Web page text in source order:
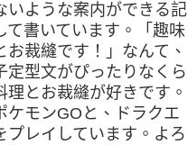
いような案内ができる記
て書いています。「趣味
お裁縫です！」なんて、
定型文がぴったりなくら
理とお裁縫が好きです。
ケモンGOと、ドラクエ
プレイしています。よろ